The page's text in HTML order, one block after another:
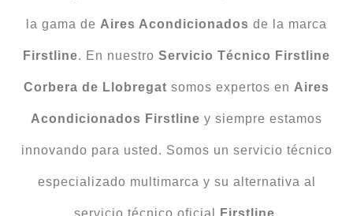
la gama de Aires Acondicionados de la marca
Firstline. En nuestro Servicio Técnico Firstline
Corbera de Llobregat somos expertos en Aires
Acondicionados Firstline y siempre estamos
innovando para usted. Somos un servicio técnico
especializado multimarca y su alternativa al
servicio técnico oficial Firstline.